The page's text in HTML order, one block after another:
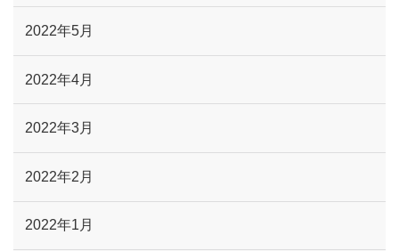
2022年5月
2022年4月
2022年3月
2022年2月
2022年1月